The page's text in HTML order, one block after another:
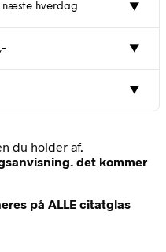
næste hverdag ▼
▼
▼
du holder af.
det kommer
på ALLE citatglas